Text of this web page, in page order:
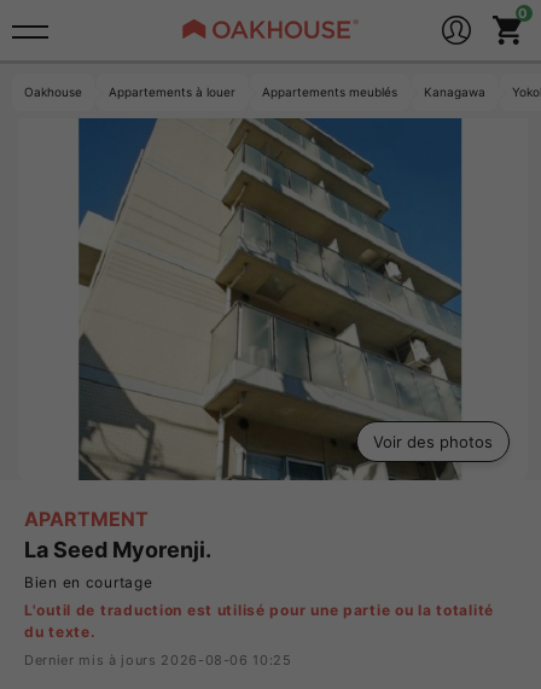
Oakhouse Appartements à louer Appartements meublés Kanagawa
Voir des photos
APARTMENT
La Seed Myorenji.
Bien en courtage
L'outil de traduction est utilisé pour une partie ou la totalité
du texte.
Dernier mis à jours 2026-08-06 10:25